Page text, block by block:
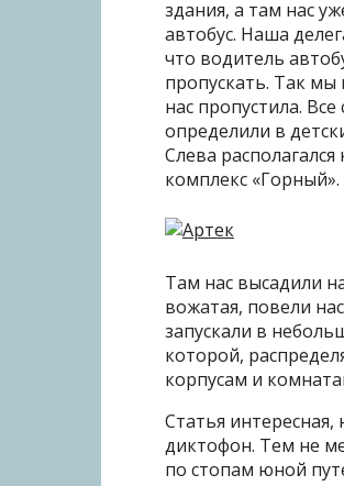
здания, а там нас
автобус. Наша
что водитель
пропускать. Так мы
нас пропустила.
определили в
Слева
комплекс «Горный».
Там нас высадили
вожатая, повели
запускали в
которой,
корпусам и
Статья интересная,
диктофон. Тем не
по стопам юной